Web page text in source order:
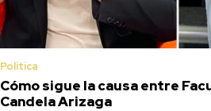
Política
Cómo sigue la causa entre
Candela Arizaga